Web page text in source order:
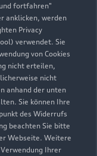
fortfahren"
anklicken, werden
Privacy
verwendet. Sie
von Cookies
nicht erteilen,
nicht
anhand der unten
Sie können Ihre
des Widerrufs
beachten Sie bitte
Webseite. Weitere
Ihrer